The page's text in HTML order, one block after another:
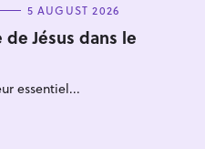
5 AUGUST 2026
de Jésus dans le
essentiel...